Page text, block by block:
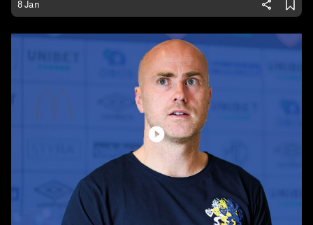
8 Jan